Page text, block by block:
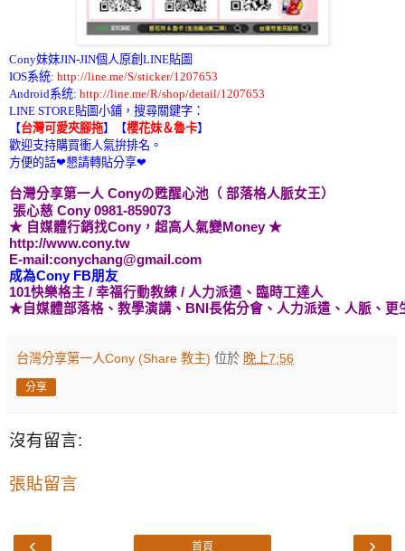
Cony妹妹JIN-JIN個人原創LINE貼圖
IOS系統: http://line.me/S/sticker/1207653
Android系统: http://line.me/R/shop/detail/1207653
LINE STORE貼圖小鋪，搜尋關鍵字：
【台灣可愛夾腳拖】 【櫻花妹＆魯卡】
歡迎支持購買衝人氣拚排名。
方便的話❤懇請轉貼分享❤
台灣分享第一人 Conyの甦醒心池 （ 部落格人脈女王）
張心慈 Cony 0981-859073
★ 自媒體行銷找Cony，超高人氣變Money ★
http://www.cony.tw
E-mail:conychang@gmail.com
成為Cony FB朋友
101快樂格主 / 幸福行動教練 / 人力派遣、 臨時工達人
★自媒體部落格、教學演講 、BNI長佑分會、 人力派遣、人脈、
台灣分享第一人Cony (Share 教主) 位於 晚上7:56
分享
沒有留言:
張貼留言
‹ ›
首頁